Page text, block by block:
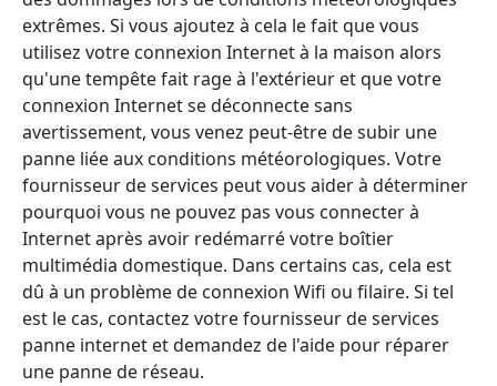
extrêmes. Si vous ajoutez à cela le fait que vous
utilisez votre connexion Internet à la maison alors
qu'une tempête fait rage à l'extérieur et que votre
connexion Internet se déconnecte sans
avertissement, vous venez peut-être de subir une
panne liée aux conditions météorologiques. Votre
fournisseur de services peut vous aider à déterminer
pourquoi vous ne pouvez pas vous connecter à
Internet après avoir redémarré votre boîtier
multimédia domestique. Dans certains cas, cela est
dû à un problème de connexion Wifi ou filaire. Si tel
est le cas, contactez votre fournisseur de services
panne internet et demandez de l'aide pour réparer
une panne de réseau.